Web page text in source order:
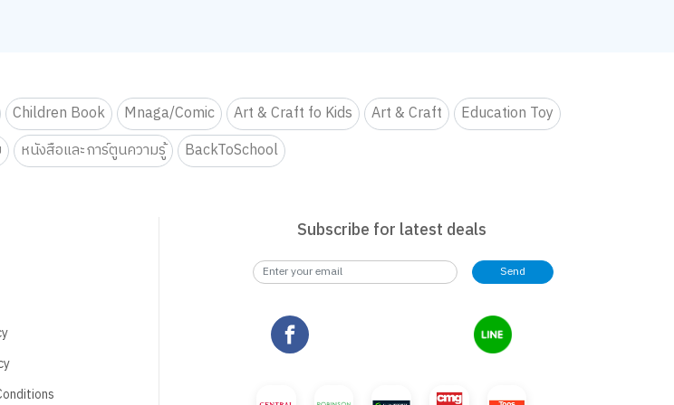
Children Book Mnaga/Comic Art & Craft fo Kids Art & Craft
Education Toy
หนังสือและการ์ตูนความรู้ BackToSchool
Subscribe for latest deals
Send